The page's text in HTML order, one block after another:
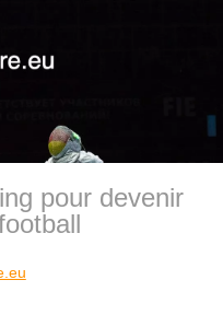
pour devenir